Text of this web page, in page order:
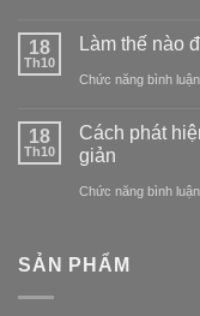
18
Th10
Làm thế nào
Chức năng bình
18
Th10
Cách phát
giản
Chức năng bình
SẢN PHẨM